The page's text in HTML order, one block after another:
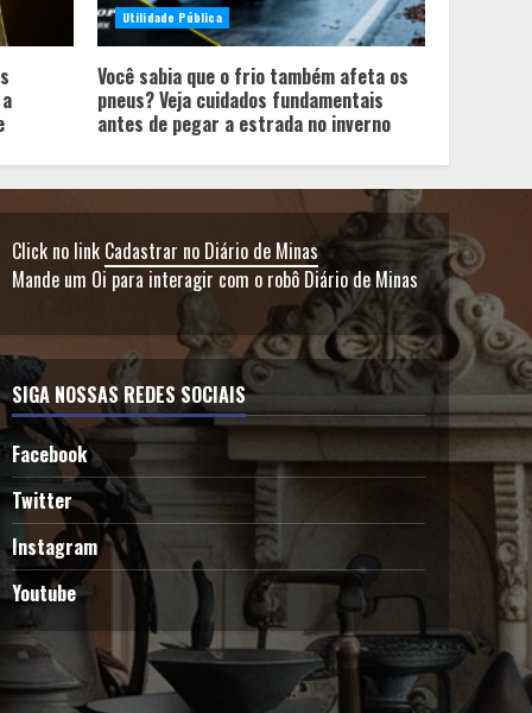
Utilidade Pública
Você sabia que o frio também afeta os
pneus? Veja cuidados fundamentais
antes de pegar a estrada no inverno
Click no link Cadastrar no Diário de Minas
Mande um Oi para interagir com o robô Diário de Minas
SIGA NOSSAS REDES SOCIAIS
Facebook
Twitter
Instagram
Youtube